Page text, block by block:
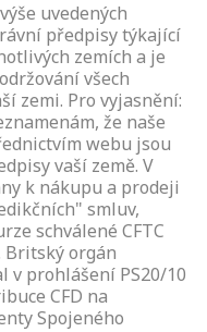
uvedených
předpisy týkající
zemích a je
všech
zemi. Pro vyjasnění:
že naše
webu jsou
vaší země. V
k nákupu a prodeji
smluv,
schválené CFTC
Britský orgán
v prohlášení PS20/10
CFD na
Spojeného